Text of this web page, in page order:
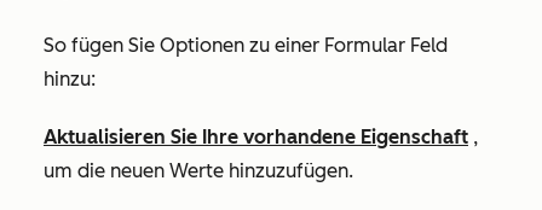
So fügen Sie Optionen zu einer Formular Feld
hinzu:
Aktualisieren Sie Ihre vorhandene Eigenschaft ,
um die neuen Werte hinzuzufügen.